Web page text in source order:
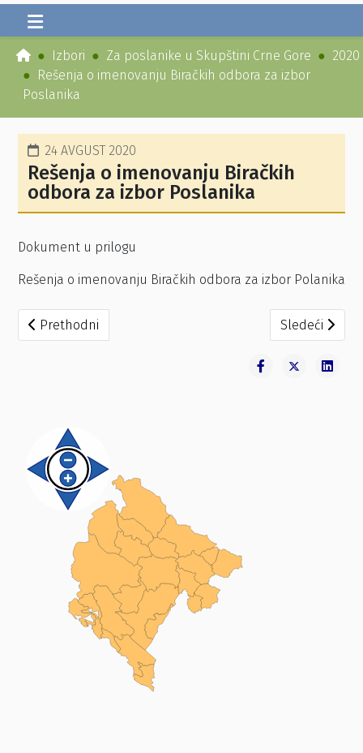
Izbori Za poslanike u Skupštini Crne Gore
2020
Rešenja o imenovanju Biračkih odbora za izbor
Poslanika
24 AVGUST 2020
Rešenja o imenovanju Biračkih
odbora za izbor Poslanika
Dokument u prilogu
Rešenja o imenovanju Biračkih odbora za izbor Polanika
Prethodni članak: Rešenja o proširenom sastavu
Prethodni Sledeći
Sledeći